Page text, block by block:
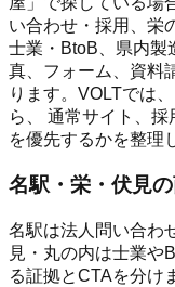
い合わせ・採用、栄
士業・BtoB、県内製
真、フォーム、資料
ります。VOLTでは
ら、 通常サイト、
を優先するかを整理
名駅・栄・伏見の
名駅は法人問い合わ
見・丸の内は士業や
る証拠とCTAを分け